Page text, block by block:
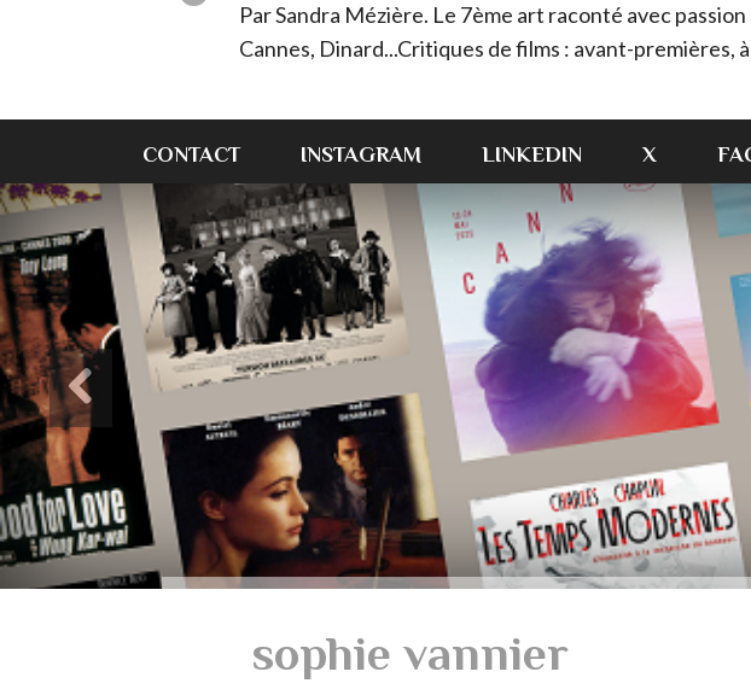
Par Sandra Mézière. Le 7ème art raconté avec
Cannes, Dinard...Critiques de films : avant-
CONTACT INSTAGRAM LINKEDIN X
sophie vannier